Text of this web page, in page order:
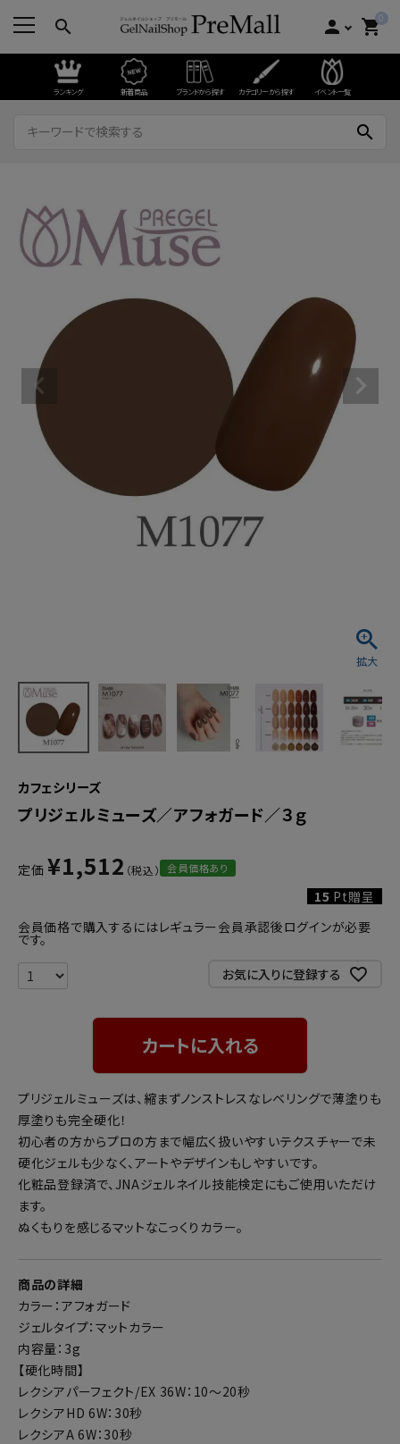
search person 0
shopping_cart
ランキング 新着商品 ブランドから探す カテゴリーから探す イベント一覧
search
カフェシリーズ
プリジェルミューズ／アフォガード／３ｇ
定価 ¥1,512 会員価格あり
15 Pt贈呈
会員価格で購入するにはレギュラー会員承認後ログインが必要
です。
お気に入りに登録する
カートに入れる
プリジェルミューズは、縮まずノンストレスなレベリングで薄塗りも
厚塗りも完全硬化！
初心者の方からプロの方まで幅広く扱いやすいテクスチャーで未
硬化ジェルも少なく、アートやデザインもしやすいです。
化粧品登録済で、JNAジェルネイル技能検定にもご使用いただけ
ます。
ぬくもりを感じるマットなこっくりカラー。
商品の詳細
カラー：アフォガード
ジェルタイプ：マットカラー
内容量：3g
【硬化時間】
レクシアパーフェクト/EX 36W：10～20秒
レクシアHD 6W：30秒
レクシアA 6W：30秒